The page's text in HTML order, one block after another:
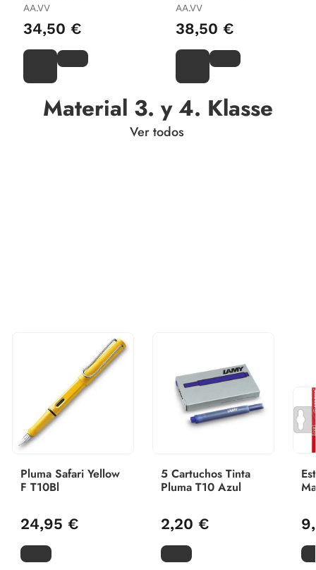
AA.VV
34,50 €
AA.VV
38,50 €
Material 3. y 4. Klasse
Ver todos
Pluma Safari Yellow
F T10Bl
24,95 €
5 Cartuchos Tinta
Pluma T10 Azul
2,20 €